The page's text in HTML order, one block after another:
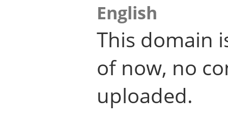
English
This domain
of now, no
uploaded.